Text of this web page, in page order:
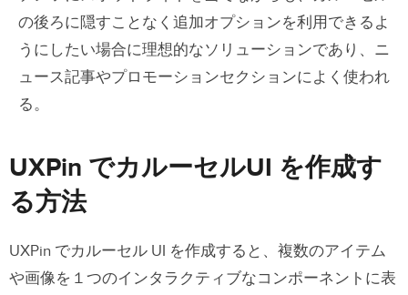
の後ろに隠すことなく追加オプションを利用できるよ
うにしたい場合に理想的なソリューションであり、ニ
ュース記事やプロモーションセクションによく使われ
る。
UXPin でカルーセルUI を作成す
る方法
UXPin でカルーセル UI を作成すると、複数のアイテム
や画像を１つのインタラクティブなコンポーネントに表